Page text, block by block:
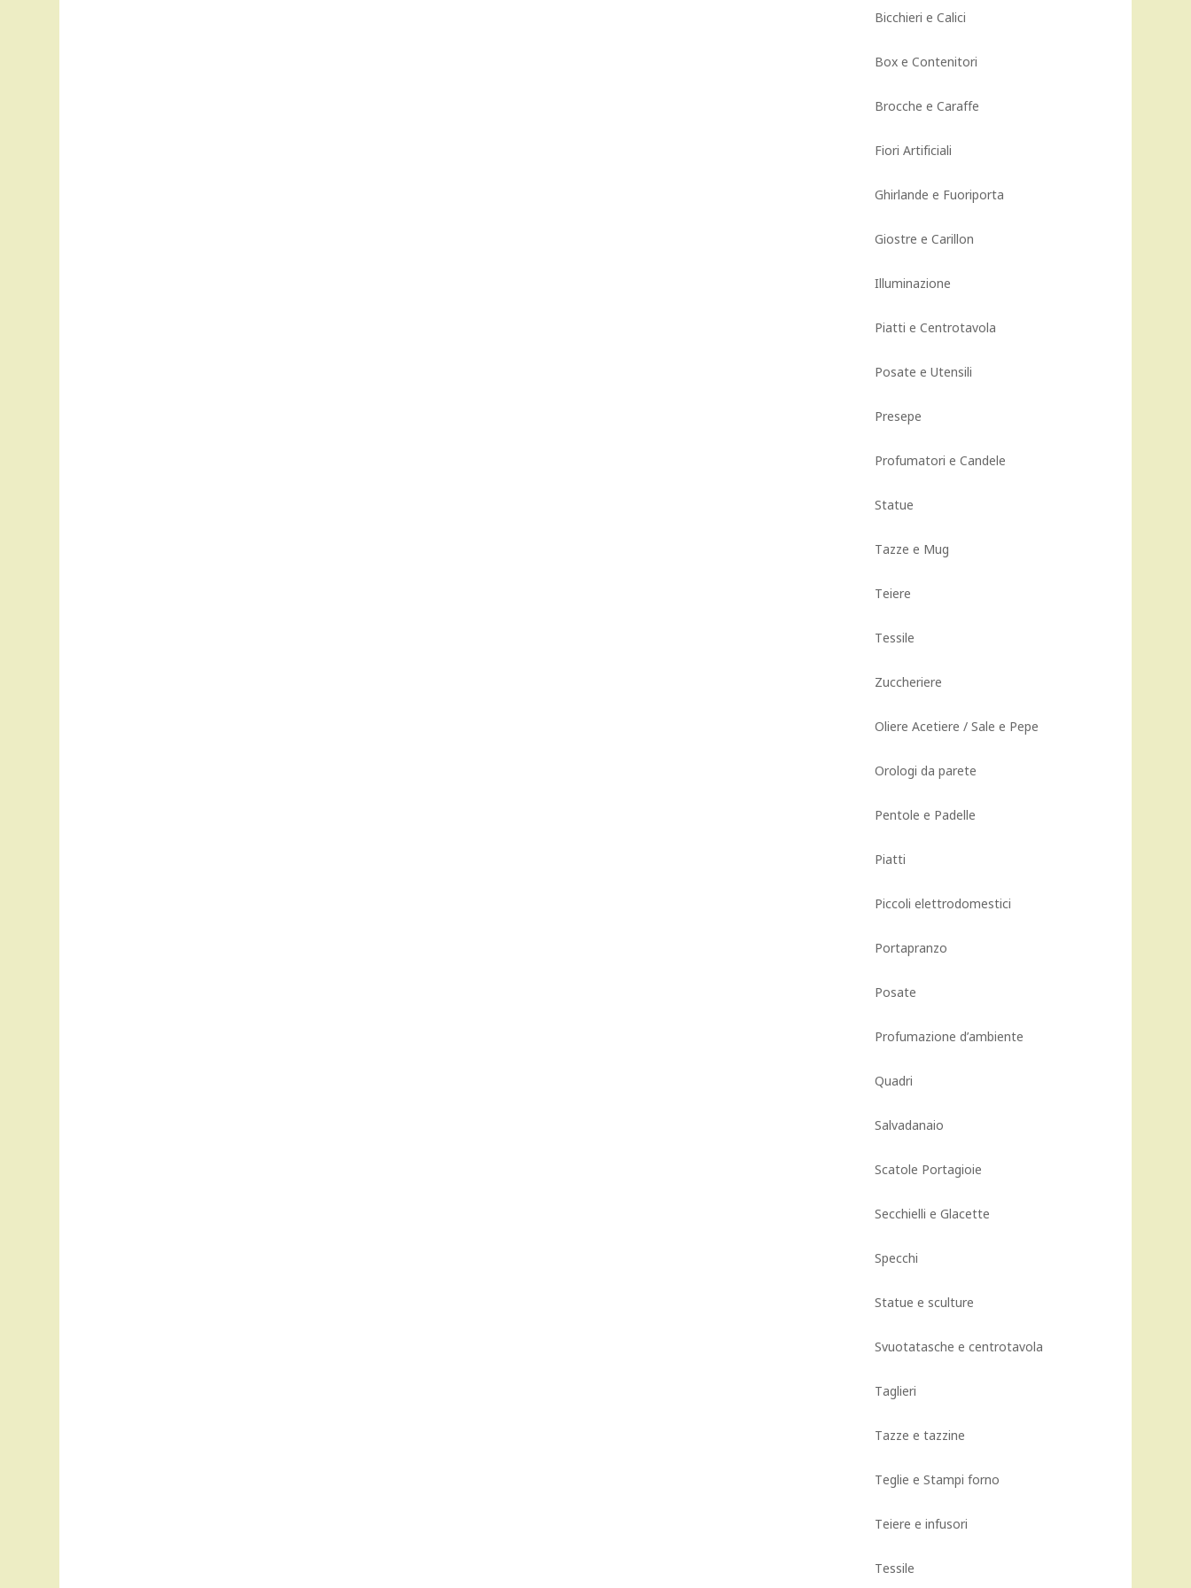
Bicchieri e Calici
Box e Contenitori
Brocche e Caraffe
Fiori Artificiali
Ghirlande e Fuoriporta
Giostre e Carillon
Illuminazione
Piatti e Centrotavola
Posate e Utensili
Presepe
Profumatori e Candele
Statue
Tazze e Mug
Teiere
Tessile
Zuccheriere
Oliere Acetiere / Sale e Pepe
Orologi da parete
Pentole e Padelle
Piatti
Piccoli elettrodomestici
Portapranzo
Posate
Profumazione d’ambiente
Quadri
Salvadanaio
Scatole Portagioie
Secchielli e Glacette
Specchi
Statue e sculture
Svuotatasche e centrotavola
Taglieri
Tazze e tazzine
Teglie e Stampi forno
Teiere e infusori
Tessile